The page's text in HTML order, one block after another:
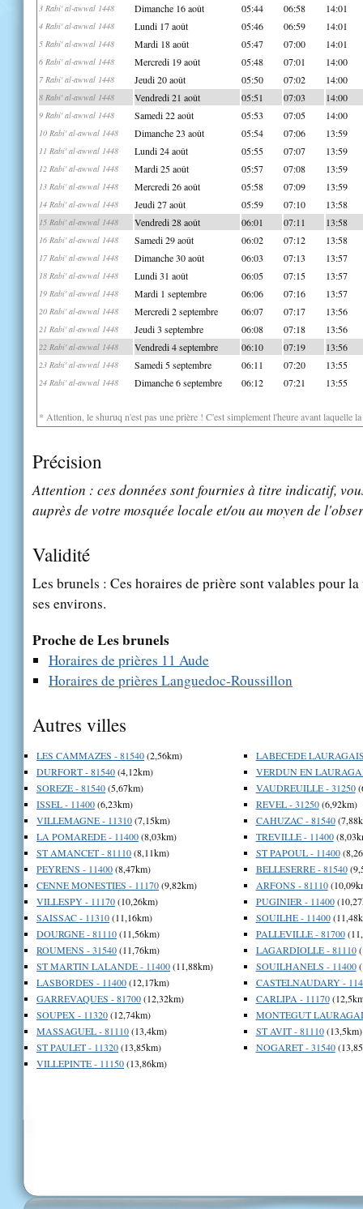
3 Rabi' al-awwal 1448 Dimanche 16 août 05:44 06:58 14:01
4 Rabi' al-awwal 1448 Lundi 17 août 05:46 06:59 14:01
5 Rabi' al-awwal 1448 Mardi 18 août 05:47 07:00 14:01
6 Rabi' al-awwal 1448 Mercredi 19 août 05:48 07:01 14:00
7 Rabi' al-awwal 1448 Jeudi 20 août 05:50 07:02 14:00
8 Rabi' al-awwal 1448 Vendredi 21 août 05:51 07:03 14:00
9 Rabi' al-awwal 1448 Samedi 22 août 05:53 07:05 14:00
10 Rabi' al-awwal 1448 Dimanche 23 août 05:54 07:06 13:59
11 Rabi' al-awwal 1448 Lundi 24 août 05:55 07:07 13:59
12 Rabi' al-awwal 1448 Mardi 25 août 05:57 07:08 13:59
13 Rabi' al-awwal 1448 Mercredi 26 août 05:58 07:09 13:59
14 Rabi' al-awwal 1448 Jeudi 27 août 05:59 07:10 13:58
15 Rabi' al-awwal 1448 Vendredi 28 août 06:01 07:11 13:58
16 Rabi' al-awwal 1448 Samedi 29 août 06:02 07:12 13:58
17 Rabi' al-awwal 1448 Dimanche 30 août 06:03 07:13 13:57
18 Rabi' al-awwal 1448 Lundi 31 août 06:05 07:15 13:57
19 Rabi' al-awwal 1448 Mardi 1 septembre 06:06 07:16 13:57
20 Rabi' al-awwal 1448 Mercredi 2 septembre 06:07 07:17 13:56
21 Rabi' al-awwal 1448 Jeudi 3 septembre 06:08 07:18 13:56
22 Rabi' al-awwal 1448 Vendredi 4 septembre 06:10 07:19 13:56
23 Rabi' al-awwal 1448 Samedi 5 septembre 06:11 07:20 13:55
24 Rabi' al-awwal 1448 Dimanche 6 septembre 06:12 07:21 13:55
* Attention, le shuruq n'est pas une prière ! C'est simplement l'heure avant laquelle
Précision
Attention : ces données sont fournies à titre indicatif,
auprès de votre mosquée locale et/ou au moyen de
Validité
Les brunels : Ces horaires de prière sont valables pour
ses environs.
Proche de Les brunels
Horaires de prières 11 Aude
Horaires de prières Languedoc-Roussillon
Autres villes
LES CAMMAZES - 81540(2,56km)
DURFORT - 81540(4,12km)
SOREZE - 81540(5,67km)
ISSEL - 11400(6,23km)
VILLEMAGNE - 11310(7,15km)
LA POMAREDE - 11400(8,03km)
ST AMANCET - 81110(8,11km)
PEYRENS - 11400(8,47km)
CENNE MONESTIES - 11170(9,82km)
VILLESPY - 11170(10,26km)
SAISSAC - 11310(11,16km)
DOURGNE - 81110(11,56km)
ROUMENS - 31540(11,76km)
ST MARTIN LALANDE - 11400(11,88km)
LASBORDES - 11400(12,17km)
GARREVAQUES - 81700(12,32km)
SOUPEX - 11320(12,74km)
MASSAGUEL - 81110(13,4km)
ST PAULET - 11320(13,85km)
VILLEPINTE - 11150(13,86km)
LABECEDE
VERDUN EN
VAUDREUILLE - 31250
REVEL - 31250(6,92km)
CAHUZAC - 81540
TREVILLE - 11400
ST PAPOUL - 11400
BELLESERRE - 81540
ARFONS - 81110
PUGINIER - 11400
SOUILHE - 11400
PALLEVILLE - 81700
LAGARDIOLLE - 81110
SOUILHANELS - 11400
CASTELNAUDARY -
CARLIPA - 11170
MONTEGUT
ST AVIT - 81110(13,5km)
NOGARET - 31540